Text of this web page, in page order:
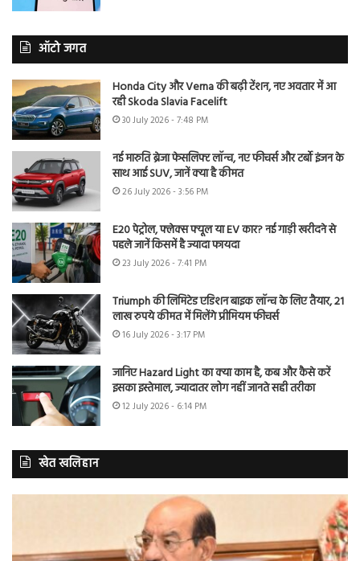
ऑटो जगत
Honda City और Verna की बढ़ी टेंशन, नए अवतार में आ
रही Skoda Slavia Facelift
30 July 2026 - 7:48 PM
नई मारुति ब्रेजा फेसलिफ्ट लॉन्च, नए फीचर्स और टर्बो इंजन के
साथ आई SUV, जानें क्या है कीमत
26 July 2026 - 3:56 PM
E20 पेट्रोल, फ्लेक्स फ्यूल या EV कार? नई गाड़ी खरीदने से
पहले जानें किसमें है ज्यादा फायदा
23 July 2026 - 7:41 PM
Triumph की लिमिटेड एडिशन बाइक लॉन्च के लिए तैयार, 21
लाख रुपये कीमत में मिलेंगे प्रीमियम फीचर्स
16 July 2026 - 3:17 PM
जानिए Hazard Light का क्या काम है, कब और कैसे करें
इसका इस्तेमाल, ज्यादातर लोग नहीं जानते सही तरीका
12 July 2026 - 6:14 PM
खेत खलिहान